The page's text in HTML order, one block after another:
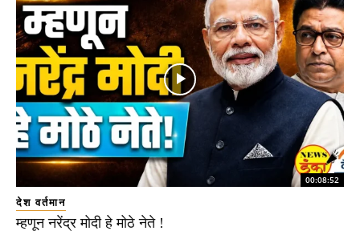
00:08:52
देश वर्तमान
म्हणून नरेंद्र मोदी हे मोठे नेते !